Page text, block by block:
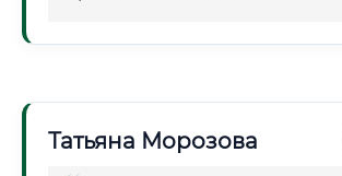
Татьяна Морозова